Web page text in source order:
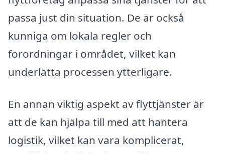
passa just din situation. De är också
kunniga om lokala regler och
förordningar i området, vilket kan
underlätta processen ytterligare.
En annan viktig aspekt av flyttjänster är
att de kan hjälpa till med att hantera
logistik, vilket kan vara komplicerat,